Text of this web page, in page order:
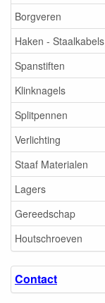
Borgveren
Haken - Staalkabels
Spanstiften
Klinknagels
Splitpennen
Verlichting
Staaf Materialen
Lagers
Gereedschap
Houtschroeven
Contact